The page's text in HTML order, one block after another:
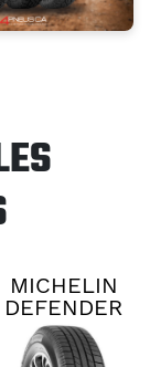
MICHELIN
DEFENDER
2